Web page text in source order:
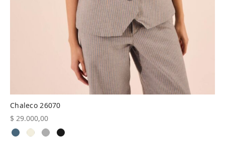
Chaleco 26070
$ 29.000,00